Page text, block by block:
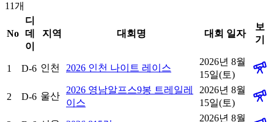
11개
No
디
데
이
지역 대회명 대회 일자
보
기
1 D-6 인천 2026 인천 나이트 레이스
2026년 8월
15일(토)
2 D-6 울산
2026 영남알프스9봉 트레일레
이스
2026년 8월
15일(토)
2026년 8월